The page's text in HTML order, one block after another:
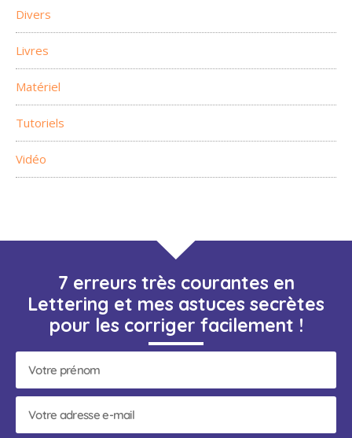
Divers
Livres
Matériel
Tutoriels
Vidéo
7 erreurs très courantes en
Lettering et mes astuces secrètes
pour les corriger facilement !